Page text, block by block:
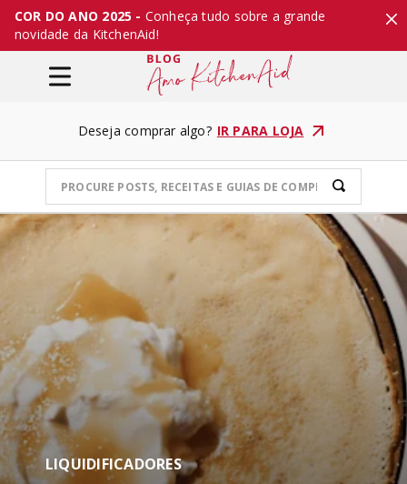
COR DO ANO 2025 - Conheça tudo sobre a grande
novidade da KitchenAid!
Deseja comprar algo? IR PARA LOJA
LIQUIDIFICADORES